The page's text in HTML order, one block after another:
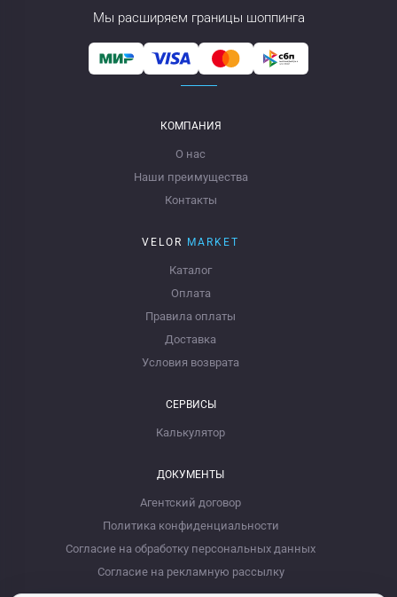
Мы расширяем границы шоппинга
КОМПАНИЯ
О нас
Наши преимущества
Контакты
VELOR MARKET
Каталог
Оплата
Правила оплаты
Доставка
Условия возврата
СЕРВИСЫ
Калькулятор
ДОКУМЕНТЫ
Агентский договор
Политика конфиденциальности
Согласие на обработку персональных данных
Согласие на рекламную рассылку